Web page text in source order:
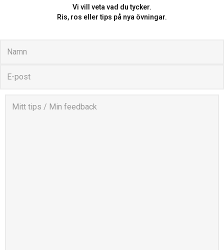
Vi vill veta vad du tycker.
Ris, ros eller tips på nya övningar.